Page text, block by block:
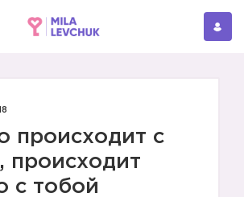
происходит с
происходит
с тобой